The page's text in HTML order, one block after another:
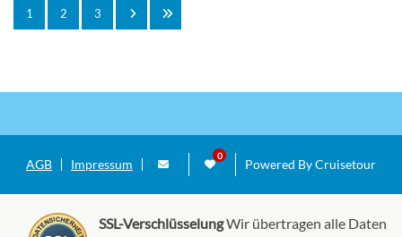
1 2 3
AGB Impressum Powered By Cruisetour
SSL-VerschlüsselungWir übertragen alle Daten